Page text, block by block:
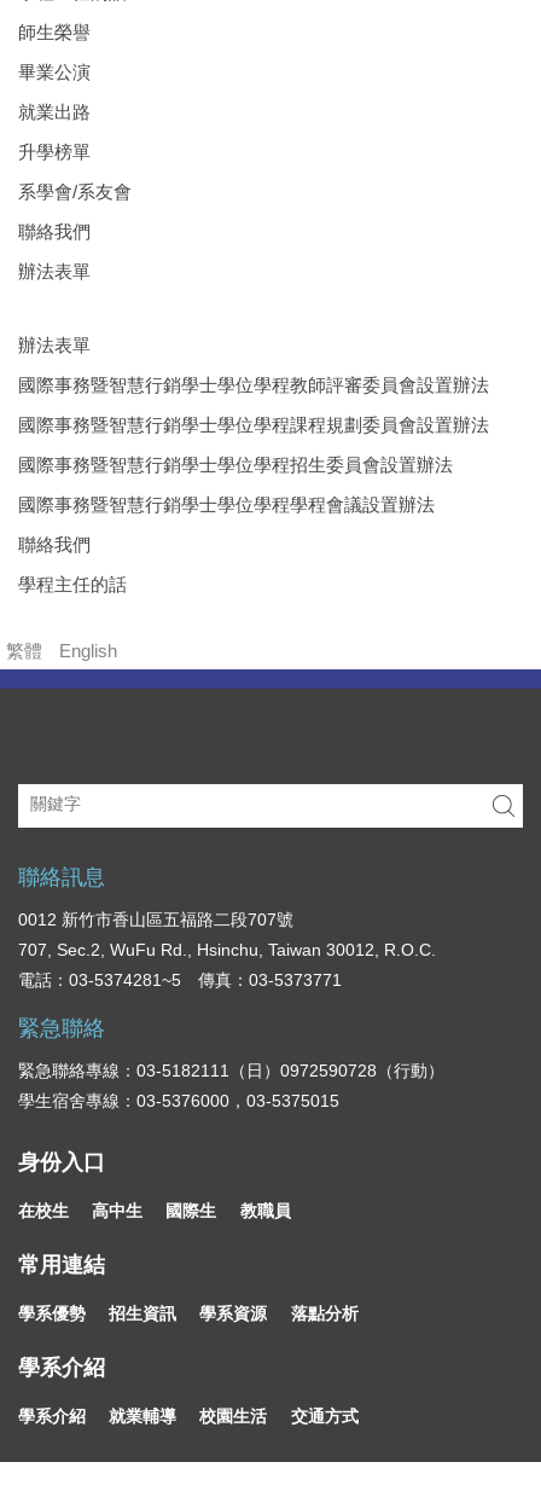
師生榮譽
畢業公演
就業出路
升學榜單
系學會/系友會
聯絡我們
辦法表單
辦法表單
國際事務暨智慧行銷學士學位學程教師評審委員會設置辦法
國際事務暨智慧行銷學士學位學程課程規劃委員會設置辦法
國際事務暨智慧行銷學士學位學程招生委員會設置辦法
國際事務暨智慧行銷學士學位學程學程會議設置辦法
聯絡我們
學程主任的話
繁體 English
聯絡訊息
0012 新竹市香山區五福路二段707號
707, Sec.2, WuFu Rd., Hsinchu, Taiwan 30012, R.O.C.
電話：03-5374281~5 傳真：03-5373771
緊急聯絡
緊急聯絡專線：03-5182111（日）0972590728（行動）
學生宿舍專線：03-5376000，03-5375015
身份入口
在校生 高中生 國際生 教職員
常用連結
學系優勢 招生資訊 學系資源 落點分析
學系介紹
學系介紹 就業輔導 校園生活 交通方式